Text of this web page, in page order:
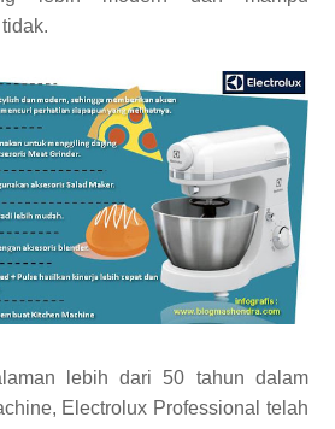
lebih dari 50 tahun dalam
Electrolux Professional telah